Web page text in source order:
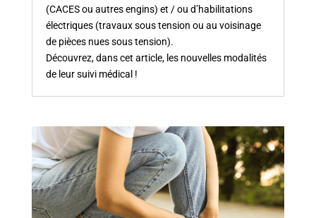
(CACES ou autres engins) et / ou d’habilitations
électriques (travaux sous tension ou au voisinage
de pièces nues sous tension).
Découvrez, dans cet article, les nouvelles modalités
de leur suivi médical !